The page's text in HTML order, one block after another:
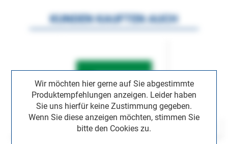
Wir möchten hier gerne auf Sie abgestimmte
Produktempfehlungen anzeigen. Leider haben
Sie uns hierfür keine Zustimmung gegeben.
Wenn Sie diese anzeigen möchten, stimmen Sie
bitte den Cookies zu.
KUNDEN KAUFTEN AUCH